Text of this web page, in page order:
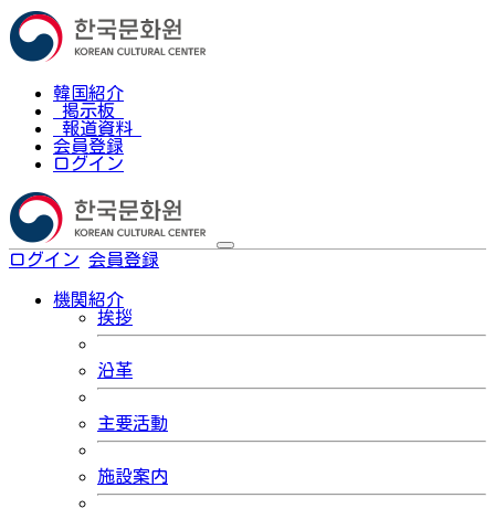
韓国紹介
掲示板
報道資料
会員登録
ログイン
ログイン 会員登録
機関紹介
挨拶
沿革
主要活動
施設案内